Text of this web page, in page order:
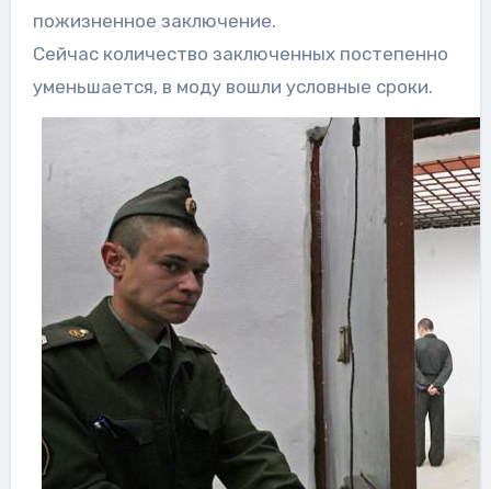
пожизненное заключение.
Сейчас количество заключенных постепенно
уменьшается, в моду вошли условные сроки.